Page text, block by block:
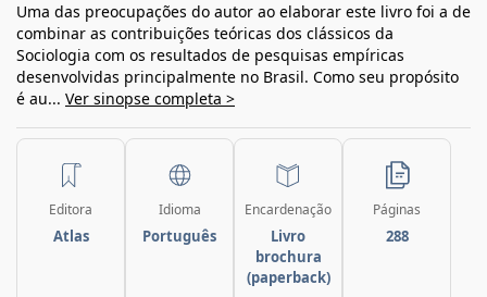
Uma das preocupações do autor ao elaborar este livro foi a de
combinar as contribuições teóricas dos clássicos da
Sociologia com os resultados de pesquisas empíricas
desenvolvidas principalmente no Brasil. Como seu propósito
é au... Ver sinopse completa >
Editora
Atlas
Idioma
Português
Encardenação
Livro
brochura
(paperback)
Páginas
288